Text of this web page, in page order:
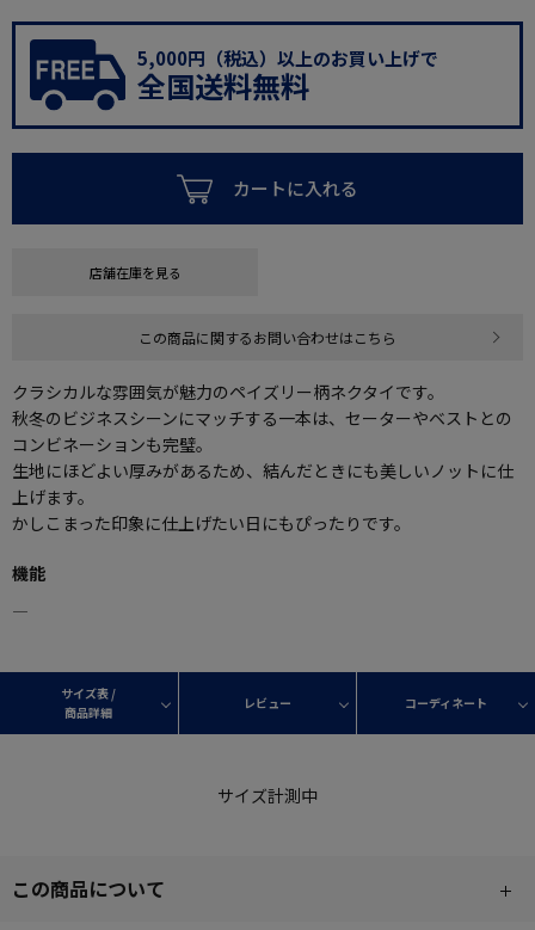
5,000円（税込）以上のお買い上げで
全国送料無料
カートに入れる
店舗在庫を見る
この商品に関するお問い合わせはこちら
クラシカルな雰囲気が魅力のペイズリー柄ネクタイです。
秋冬のビジネスシーンにマッチする一本は、セーターやベストとの
コンビネーションも完璧。
生地にほどよい厚みがあるため、結んだときにも美しいノットに仕
上げます。
かしこまった印象に仕上げたい日にもぴったりです。
機能
―
サイズ表 /
商品詳細
レビュー コーディネート
サイズ計測中
この商品について